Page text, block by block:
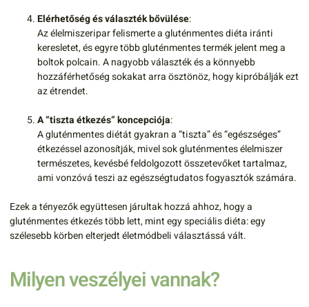
Elérhetőség és választék bővülése:
Az élelmiszeripar felismerte a gluténmentes diéta iránti
keresletet, és egyre több gluténmentes termék jelent meg a
boltok polcain. A nagyobb választék és a könnyebb
hozzáférhetőség sokakat arra ösztönöz, hogy kipróbálják ezt
az étrendet.
A “tiszta étkezés” koncepciója:
A gluténmentes diétát gyakran a “tiszta” és “egészséges”
étkezéssel azonosítják, mivel sok gluténmentes élelmiszer
természetes, kevésbé feldolgozott összetevőket tartalmaz,
ami vonzóvá teszi az egészségtudatos fogyasztók számára.
Ezek a tényezők együttesen járultak hozzá ahhoz, hogy a
gluténmentes étkezés több lett, mint egy speciális diéta: egy
szélesebb körben elterjedt életmódbeli választássá vált.
Milyen veszélyei vannak?